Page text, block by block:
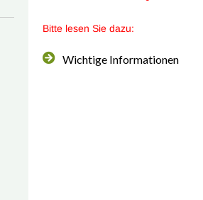
Bitte lesen Sie dazu:
Wichtige Informationen